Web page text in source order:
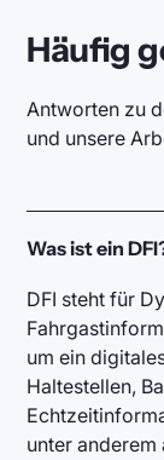
Häufig
Antworten zu
und unsere
Was ist ein
DFI steht für
um ein
Haltestellen,
unter